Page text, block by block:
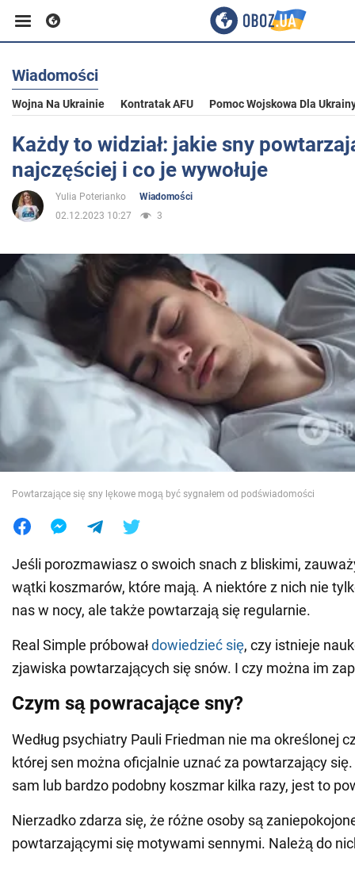
Biznes
Sport
Rozrywka
Polityka
Społeczeństwo
Wojna na Ukrainie
Świat
Jedzenie
Wiadomości
Wojna Na Ukrainie Kontratak AFU Pomoc Wojskowa Dla
Każdy to widział: jakie sny
najczęściej i co je wywołuje
Yulia Poterianko
Wiadomości
02.12.2023 10:27
3
Powtarzające się sny lękowe mogą być sygnałem od podświadomości
Jeśli porozmawiasz o swoich snach z bliskimi,
wątki koszmarów, które mają. A niektóre z nich nie
nas w nocy, ale także powtarzają się regularnie.
Real Simple próbowałdowiedzieć się, czy istnieje
zjawiska powtarzających się snów. I czy można im
Czym są powracające sny?
Według psychiatry Pauli Friedman nie ma określonej
której sen można oficjalnie uznać za powtarzający
sam lub bardzo podobny koszmar kilka razy, jest to
Nierzadko zdarza się, że różne osoby są
powtarzającymi się motywami sennymi. Należą do